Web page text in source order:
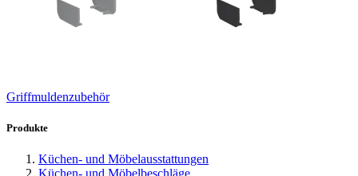
Griffmuldenzubehör
Produkte
Küchen- und Möbelausstattungen